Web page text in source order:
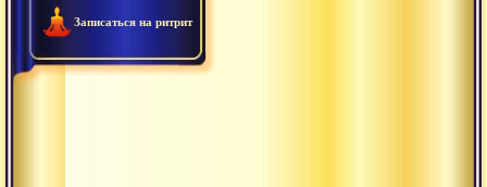
Записаться на ритрит